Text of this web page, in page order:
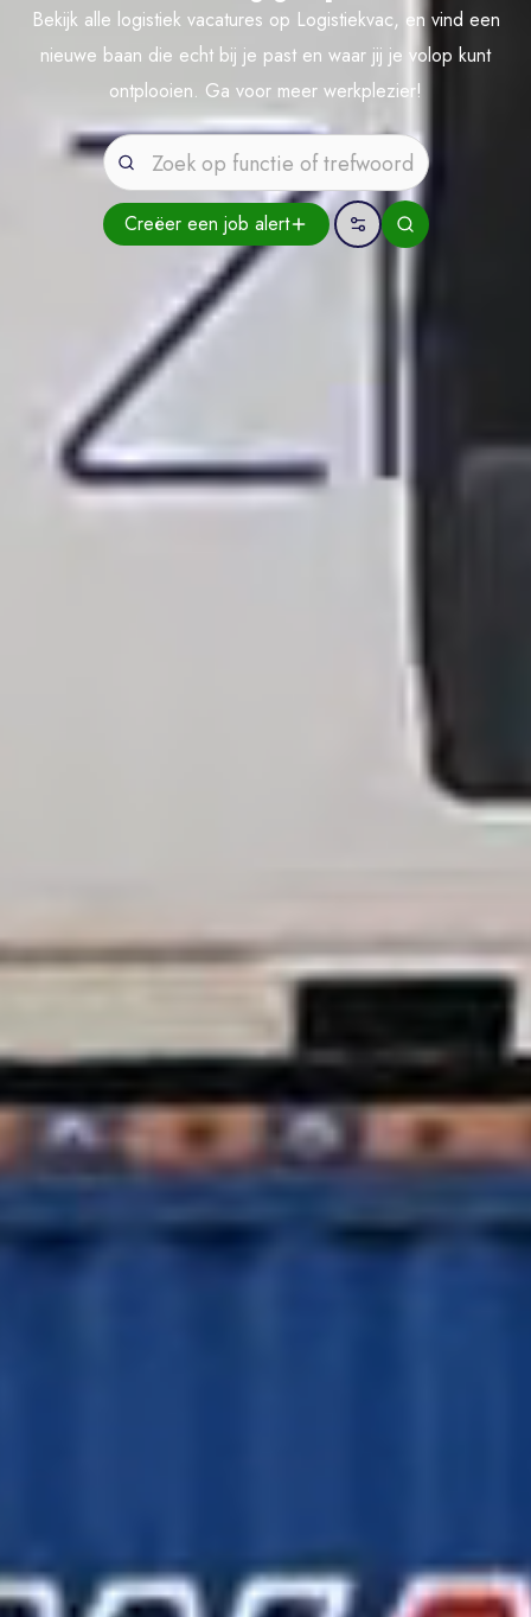
Bekijk alle logistiek vacatures op Logistiekvac, en vind een
nieuwe baan die echt bij je past en waar jij je volop kunt
ontplooien. Ga voor meer werkplezier!
Creëer een job alert